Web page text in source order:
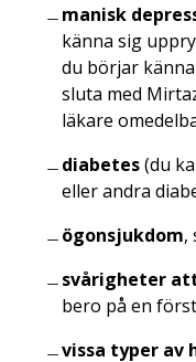
manisk
känna sig
du börjar
sluta med
läkare
diabetes(du
eller andra
ögonsjukdom,
svårigheter
bero på en
vissa typer av